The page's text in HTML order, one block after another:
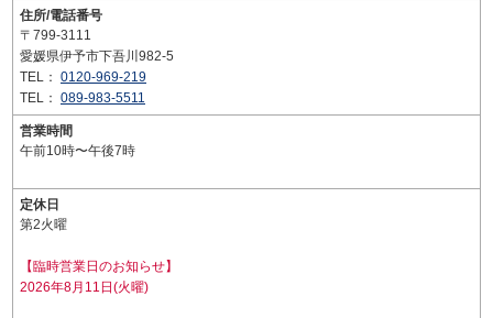
住所/電話番号
〒799-3111
愛媛県伊予市下吾川982-5
TEL： 0120-969-219
TEL： 089-983-5511
営業時間
午前10時〜午後7時
定休日
第2火曜
【臨時営業日のお知らせ】
2026年8月11日(火曜)